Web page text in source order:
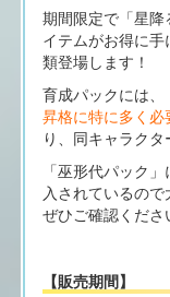
期間限定で「星
イテムがお得に手
類登場します！
育成パックには、
昇格に特に多く必
り、同キャラクタ
「巫形代パック
入されているので
ぜひご確認くださ
【販売期間】